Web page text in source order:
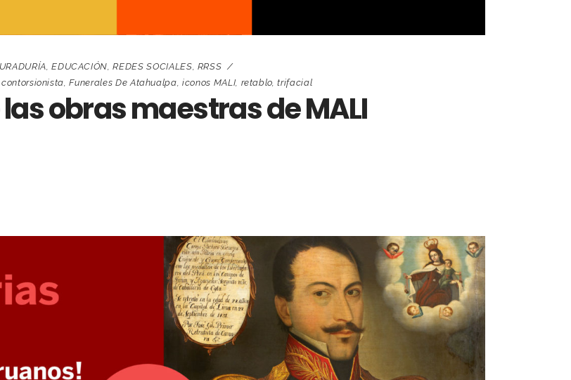
,EDUCACIÓN ,REDES SOCIALES RRSS
contorsionista ,Funerales De Atahualpa ,iconos MALI retablo ,trifacial
obras maestras de MALI